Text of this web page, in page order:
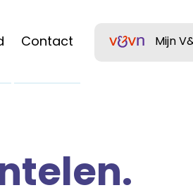
Contact Mijn